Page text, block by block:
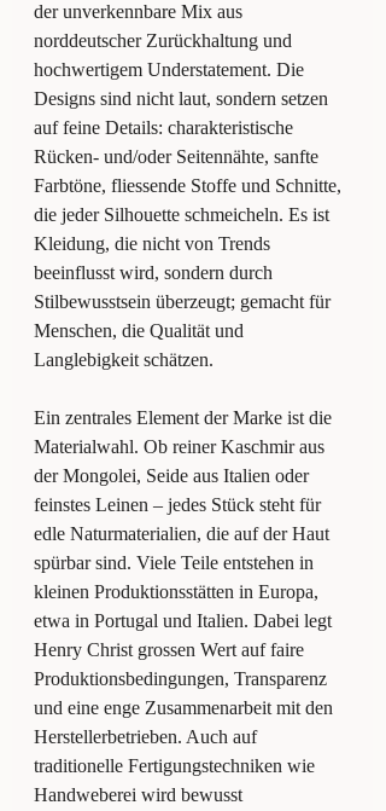
der unverkennbare Mix aus
norddeutscher Zurückhaltung und
hochwertigem Understatement. Die
Designs sind nicht laut, sondern setzen
auf feine Details: charakteristische
Rücken- und/oder Seitennähte, sanfte
Farbtöne, fliessende Stoffe und Schnitte,
die jeder Silhouette schmeicheln. Es ist
Kleidung, die nicht von Trends
beeinflusst wird, sondern durch
Stilbewusstsein überzeugt; gemacht für
Menschen, die Qualität und
Langlebigkeit schätzen.
Ein zentrales Element der Marke ist die
Materialwahl. Ob reiner Kaschmir aus
der Mongolei, Seide aus Italien oder
feinstes Leinen – jedes Stück steht für
edle Naturmaterialien, die auf der Haut
spürbar sind. Viele Teile entstehen in
kleinen Produktionsstätten in Europa,
etwa in Portugal und Italien. Dabei legt
Henry Christ grossen Wert auf faire
Produktionsbedingungen, Transparenz
und eine enge Zusammenarbeit mit den
Herstellerbetrieben. Auch auf
traditionelle Fertigungstechniken wie
Handweberei wird bewusst